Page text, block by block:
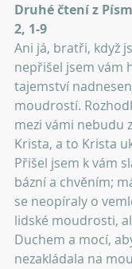
Druhé čtení z
2, 1-9
Ani já, bratři, když
nepřišel jsem vám
tajemství
moudrostí.
mezi vámi nebudu
Krista, a to Krista
Přišel jsem k vám
bázní a chvěním;
se neopíraly o
lidské moudrosti,
Duchem a mocí,
nezakládala na